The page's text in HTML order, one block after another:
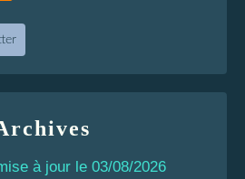
à jour le 03/08/2026